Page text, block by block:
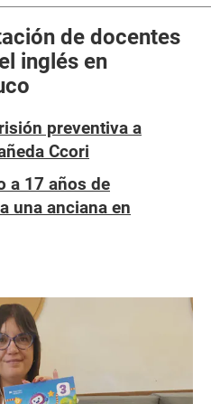
de docentes
inglés en
preventiva a
Ccori
a 17 años de
una anciana en